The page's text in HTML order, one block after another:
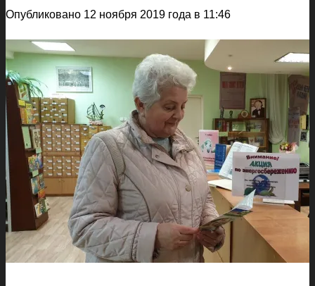
Опубликовано 12 ноября 2019 года в 11:46